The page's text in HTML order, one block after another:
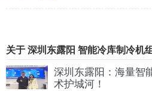
关于 深圳东露阳 智能冷库制冷机
深圳东露阳：海量智
术护城河！